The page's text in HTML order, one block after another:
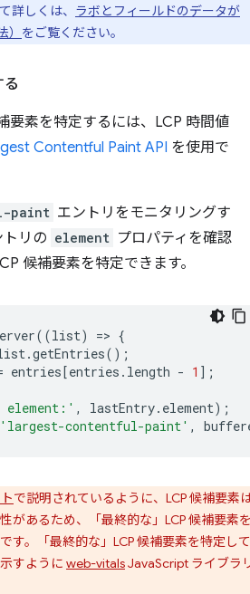
詳しくは、 ラボとフィールドのデータが
をご覧ください。
る
要素を特定するには、LCP 時間値
Contentful Paint API を使用で
paint エントリをモニタリングす
リの element プロパティを確認
候補要素を特定できます。
((list) => {
.getEntries();
entries[entries . length - 1 ];
element:' , lastEntry. element);
'largest-contentful-paint' ,
で説明されているように、LCP 候補要素
があるため、「最終的な」LCP 候補要素
す。「最終的な」LCP 候補要素を特定し
すように web-vitalsJavaScript ライブラ